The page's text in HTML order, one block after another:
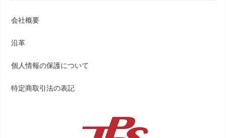
会社概要
沿革
個人情報の保護について
特定商取引法の表記